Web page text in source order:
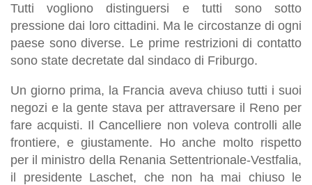
Tutti vogliono distinguersi e tutti sono sotto
pressione dai loro cittadini. Ma le circostanze di ogni
paese sono diverse. Le prime restrizioni di contatto
sono state decretate dal sindaco di Friburgo.
Un giorno prima, la Francia aveva chiuso tutti i suoi
negozi e la gente stava per attraversare il Reno per
fare acquisti. Il Cancelliere non voleva controlli alle
frontiere, e giustamente. Ho anche molto rispetto
per il ministro della Renania Settentrionale-Vestfalia,
il presidente Laschet, che non ha mai chiuso le